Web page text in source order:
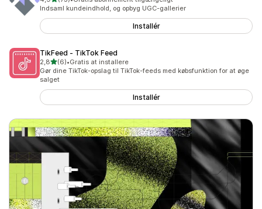
73 anmeldelser i alt
Indsaml kundeindhold, og opbyg UGC-gallerier
Installér
TikFeed ‑ TikTok Feed
2,8ud af 5 stjerner
(6)
6 anmeldelser i alt
•Gratis at installere
Gør dine TikTok-opslag til TikTok-feeds med købsfunktion for at øge
salget
Installér